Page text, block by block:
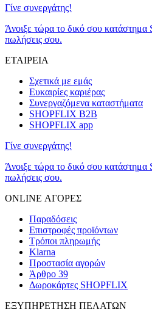
Γίνε συνεργάτης!
Άνοιξε τώρα το δικό σου κατάστημα
πωλήσεις σου.
ΕΤΑΙΡΕΙΑ
Σχετικά με εμάς
Ευκαιρίες καριέρας
Συνεργαζόμενα καταστήματα
SHOPFLIX B2B
SHOPFLIX app
Γίνε συνεργάτης!
Άνοιξε τώρα το δικό σου κατάστημα
πωλήσεις σου.
ONLINE ΑΓΟΡΕΣ
Παραδόσεις
Επιστροφές προϊόντων
Τρόποι πληρωμής
Klarna
Προστασία αγορών
Άρθρο 39
Δωροκάρτες SHOPFLIX
ΕΞΥΠΗΡΕΤΗΣΗ ΠΕΛΑΤΩΝ